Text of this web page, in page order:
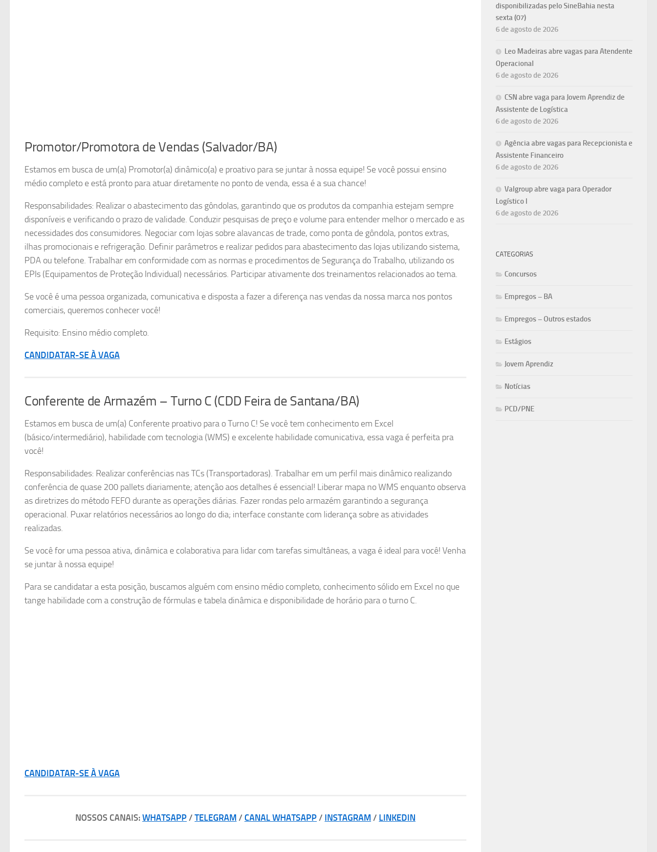
Promotor/Promotora de Vendas (Salvador/BA)
Estamos em busca de um(a) Promotor(a) dinâmico(a) e proativo para se juntar à nossa equipe! Se você possui ensino
médio completo e está pronto para atuar diretamente no ponto de venda, essa é a sua chance!
Responsabilidades: Realizar o abastecimento das gôndolas, garantindo que os produtos da companhia estejam sempre
disponíveis e verificando o prazo de validade. Conduzir pesquisas de preço e volume para entender melhor o mercado e as
necessidades dos consumidores. Negociar com lojas sobre alavancas de trade, como ponta de gôndola, pontos extras,
ilhas promocionais e refrigeração. Definir parâmetros e realizar pedidos para abastecimento das lojas utilizando sistema,
PDA ou telefone. Trabalhar em conformidade com as normas e procedimentos de Segurança do Trabalho, utilizando os
EPIs (Equipamentos de Proteção Individual) necessários. Participar ativamente dos treinamentos relacionados ao tema.
Se você é uma pessoa organizada, comunicativa e disposta a fazer a diferença nas vendas da nossa marca nos pontos
comerciais, queremos conhecer você!
Requisito: Ensino médio completo.
CANDIDATAR-SE À VAGA
Conferente de Armazém – Turno C (CDD Feira de Santana/BA)
Estamos em busca de um(a) Conferente proativo para o Turno C! Se você tem conhecimento em Excel
(básico/intermediário), habilidade com tecnologia (WMS) e excelente habilidade comunicativa, essa vaga é perfeita pra
você!
Responsabilidades: Realizar conferências nas TCs (Transportadoras). Trabalhar em um perfil mais dinâmico realizando
conferência de quase 200 pallets diariamente; atenção aos detalhes é essencial! Liberar mapa no WMS enquanto observa
as diretrizes do método FEFO durante as operações diárias. Fazer rondas pelo armazém garantindo a segurança
operacional. Puxar relatórios necessários ao longo do dia; interface constante com liderança sobre as atividades
realizadas.
Se você for uma pessoa ativa, dinâmica e colaborativa para lidar com tarefas simultâneas, a vaga é ideal para você! Venha
se juntar à nossa equipe!
Para se candidatar a esta posição, buscamos alguém com ensino médio completo, conhecimento sólido em Excel no que
tange habilidade com a construção de fórmulas e tabela dinâmica e disponibilidade de horário para o turno C.
CANDIDATAR-SE À VAGA
NOSSOS CANAIS:WHATSAPP/ TELEGRAM / CANAL WHATSAPP/ INSTAGRAM / LINKEDIN
disponibilizadas pelo SineBahia nesta
sexta (07)
6 de agosto de 2026
Leo Madeiras abre vagas para Atendente
Operacional
6 de agosto de 2026
CSN abre vaga para Jovem Aprendiz de
Assistente de Logística
6 de agosto de 2026
Agência abre vagas para Recepcionista e
Assistente Financeiro
6 de agosto de 2026
Valgroup abre vaga para Operador
Logístico I
6 de agosto de 2026
CATEGORIAS
Concursos
Empregos – BA
Empregos – Outros estados
Estágios
Jovem Aprendiz
Notícias
PCD/PNE